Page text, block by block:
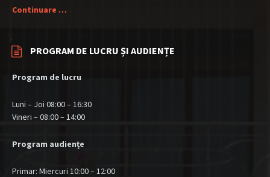
Continuare …
PROGRAM DE LUCRU ȘI AUDIENȚE
Program de lucru
Luni – Joi 08:00 – 16:30
Vineri – 08:00 – 14:00
Program audiențe
Primar: Miercuri 10:00 – 12:00